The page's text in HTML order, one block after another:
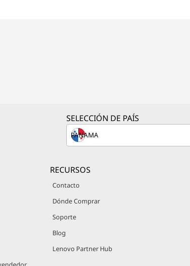
SELECCIÓN DE PAÍS
RECURSOS
Contacto
Dónde Comprar
Soporte
Blog
Lenovo Partner Hub